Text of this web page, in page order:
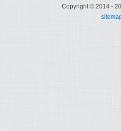
Copyright © 2014 -